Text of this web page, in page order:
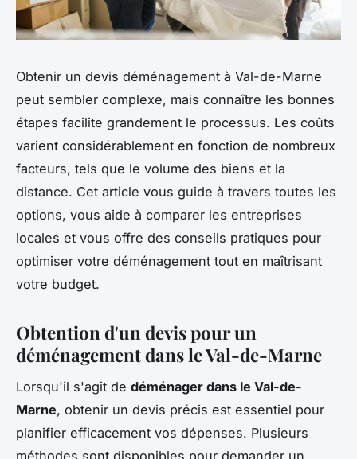
Obtenir un devis déménagement à Val-de-Marne
peut sembler complexe, mais connaître les bonnes
étapes facilite grandement le processus. Les coûts
varient considérablement en fonction de nombreux
facteurs, tels que le volume des biens et la
distance. Cet article vous guide à travers toutes les
options, vous aide à comparer les entreprises
locales et vous offre des conseils pratiques pour
optimiser votre déménagement tout en maîtrisant
votre budget.
Obtention d'un devis pour un
déménagement dans le Val-de-Marne
Lorsqu'il s'agit de déménager dans le Val-de-
Marne, obtenir un devis précis est essentiel pour
planifier efficacement vos dépenses. Plusieurs